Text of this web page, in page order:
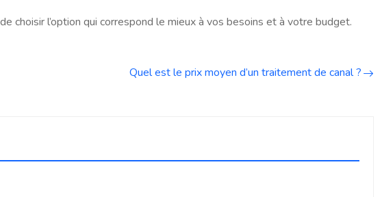
l’option qui correspond le mieux à vos besoins et à votre budget.
Quel est le prix moyen d’un traitement de canal ?